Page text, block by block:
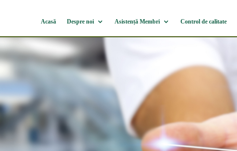
Acasă Despre noi Asistență Membri Control de calitate